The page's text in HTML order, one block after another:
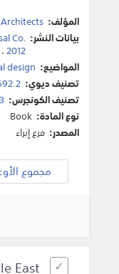
المؤلف:
بيانات النشر: Co.
،2012
المواضيع: design
تصنيف ديوي: 692.2
تصنيف الكونجرس:
نوع المادة: Book
المصدر: فرع إبراء
مجموع